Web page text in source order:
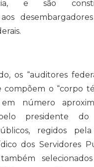
e são
os “auditores
compõem o “corpo
número
presidente
regidos pela
dos Servidores